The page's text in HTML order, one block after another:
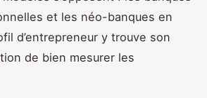
et les néo-banques en
d’entrepreneur y trouve son
de bien mesurer les